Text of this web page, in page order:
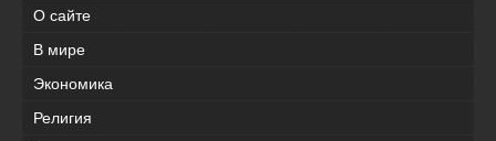
О сайте
В мире
Экономика
Религия